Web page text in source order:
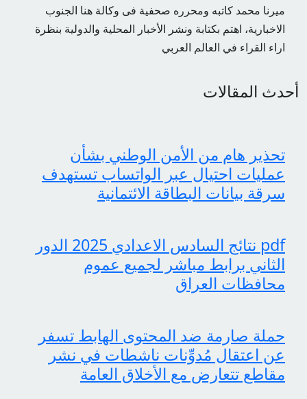
ميرنا محمد كاتبه ومحرره صحفية فى وكالة هنا الجنوب
الاخبارية، اهتم بكتابة ونشر الأخبار المحلية والدولية بنظرة
اراء القراء في العالم العربي
أحدث المقالات
تحذير هام من الأمن الوطني بشأن
عمليات احتيال عبر الواتساب تستهدف
سرقة بيانات البطاقة الائتمانية
pdf نتائج السادس الاعدادي 2025 الدور
الثاني برابط مباشر لجميع عموم
محافظات العراق
حملة صارمة ضد المحتوى الهابط تسفر
عن اعتقال مُدوِّنات ناشطات في نشر
مقاطع تتعارض مع الأخلاق العامة